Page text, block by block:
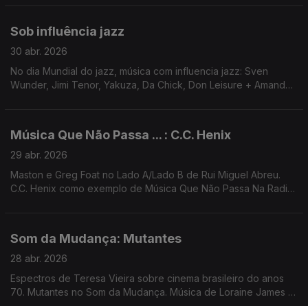
Sob influência jazz
30 abr. 2026
No dia Mundial do jazz, música com influencia jazz: Sven
Wunder, Jimi Tenor, Yakuza, Da Chick, Don Leisure + Amanda
Música Que Não Passa ... : C.C. Henix
29 abr. 2026
Maston e Greg Foat no Lado A/Lado B de Rui Miguel Abreu.
C.C. Henix como exemplo de Música Que Não Passa Na Radio.
Som da Mudança: Mutantes
28 abr. 2026
Espectros de Teresa Vieira sobre cinema brasileiro do anos
70. Mutantes no Som da Mudança. Música de Loraine James +